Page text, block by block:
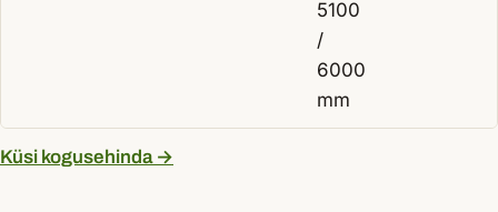
5100
/
6000
mm
Küsi kogusehinda →